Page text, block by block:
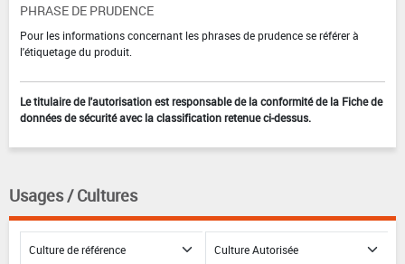
PHRASE DE PRUDENCE
Pour les informations concernant les phrases de prudence se référer à
l'étiquetage du produit.
Le titulaire de l'autorisation est responsable de la conformité de la Fiche de
données de sécurité avec la classification retenue ci-dessus.
Usages / Cultures